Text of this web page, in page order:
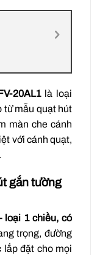
20AL1là loại
từ mẫu quạt hút
màn che cánh
với cánh quạt,
gắn tường
loại 1 chiều, có
trọng, đường
lắp đặt cho mọi